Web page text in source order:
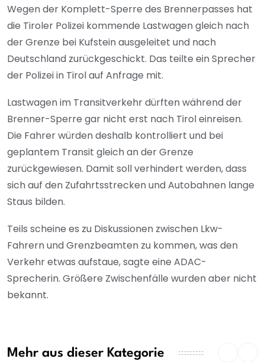
Wegen der Komplett-Sperre des Brennerpasses hat
die Tiroler Polizei kommende Lastwagen gleich nach
der Grenze bei Kufstein ausgeleitet und nach
Deutschland zurückgeschickt. Das teilte ein Sprecher
der Polizei in Tirol auf Anfrage mit.
Lastwagen im Transitverkehr dürften während der
Brenner-Sperre gar nicht erst nach Tirol einreisen.
Die Fahrer würden deshalb kontrolliert und bei
geplantem Transit gleich an der Grenze
zurückgewiesen. Damit soll verhindert werden, dass
sich auf den Zufahrtsstrecken und Autobahnen lange
Staus bilden.
Teils scheine es zu Diskussionen zwischen Lkw-
Fahrern und Grenzbeamten zu kommen, was den
Verkehr etwas aufstaue, sagte eine ADAC-
Sprecherin. Größere Zwischenfälle wurden aber nicht
bekannt.
Mehr aus dieser Kategorie